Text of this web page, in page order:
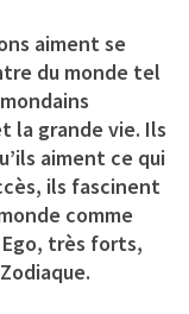
aiment se
du monde tel
la grande vie. Ils
aiment ce qui
ils fascinent
comme
très forts,